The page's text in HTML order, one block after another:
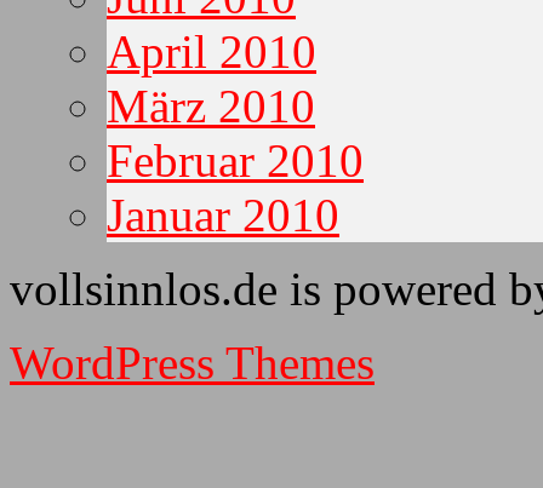
April 2010
März 2010
Februar 2010
Januar 2010
vollsinnlos.de is powered
WordPress Themes